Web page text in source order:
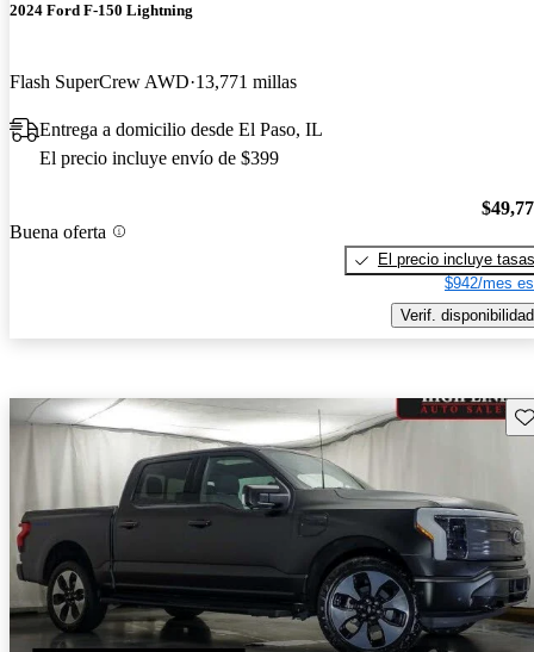
2024 Ford F-150 Lightning
Flash SuperCrew AWD 13,771 millas
Entrega a domicilio desde El Paso, IL
El precio incluye envío de $399
Buena oferta
El precio incluye tasas
$942/mes
Verif. disponibilidad